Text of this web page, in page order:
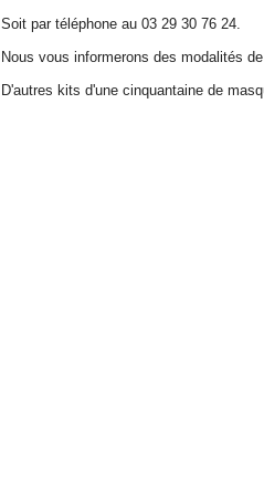
Soit par téléphone au 03 29 30 76 24.
Nous vous informerons des modalités
D'autres kits d'une cinquantaine de